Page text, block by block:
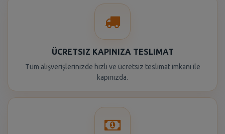
ÜCRETSIZ KAPINIZA TESLIMAT
Tüm alışverişlerinizde hızlı ve ücretsiz teslimat imkanı ile
kapınızda.